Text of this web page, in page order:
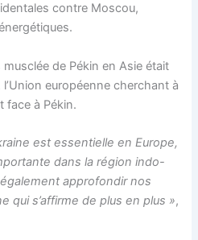
contre Moscou,
de Pékin en Asie était
l’Union européenne cherchant à
face à Pékin.
est essentielle en Europe,
dans la région indo-
approfondir nos
qui s’affirme de plus en plus »,